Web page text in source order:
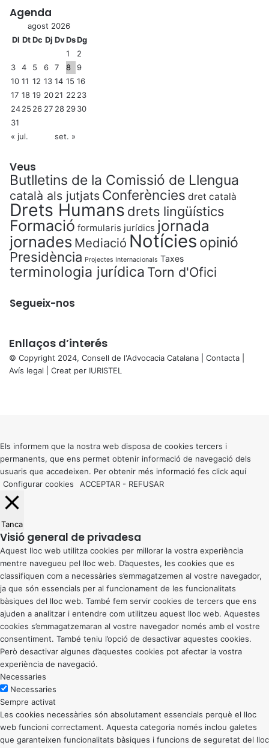
Agenda
agost 2026
Dl DtDc Dj DvDsDg
1
2
3
4 5 6 7 8
9
10 11 12 13 14 15 16
17 18 19 2021 22 23
2425 26 27 28 2930
31
« jul.
set. »
Veus
Butlletins de la Comissió de Llengua
català als jutjats Conferències dret català
Drets Humans drets lingüístics
Formació formularis jurídics jornada
jornades Mediació Notícies opinió
Presidència Projectes Internacionals Taxes
terminologia jurídica Torn d'Ofici
Segueix-nos
Enllaços d’interés
© Copyright 2024, Consell de l'Advocacia Catalana | Contacta
Avís legal | Creat per IURISTEL
button
Els informem que la nostra web disposa de cookies tercers i
permanents, que ens permet obtenir informació de navegació dels
usuaris que accedeixen. Per obtenir més informació fes click aquí
Configurar cookies
ACCEPTAR - REFUSAR
Tanca
Visió general de privadesa
Aquest lloc web utilitza cookies per millorar la vostra experiència
mentre navegueu pel lloc web. D’aquestes, les cookies que es
classifiquen com a necessàries s’emmagatzemen al vostre navegador,
ja que són essencials per al funcionament de les funcionalitats
bàsiques del lloc web. També fem servir cookies de tercers que ens
ajuden a analitzar i entendre com utilitzeu aquest lloc web. Aquestes
cookies s’emmagatzemaran al vostre navegador només amb el vostre
consentiment. També teniu l’opció de desactivar aquestes cookies.
Però desactivar algunes d’aquestes cookies pot afectar la vostra
experiència de navegació.
Necessaries
Necessaries
Sempre activat
Les cookies necessàries són absolutament essencials perquè el lloc
web funcioni correctament. Aquesta categoria només inclou galetes
que garanteixen funcionalitats bàsiques i funcions de seguretat del lloc